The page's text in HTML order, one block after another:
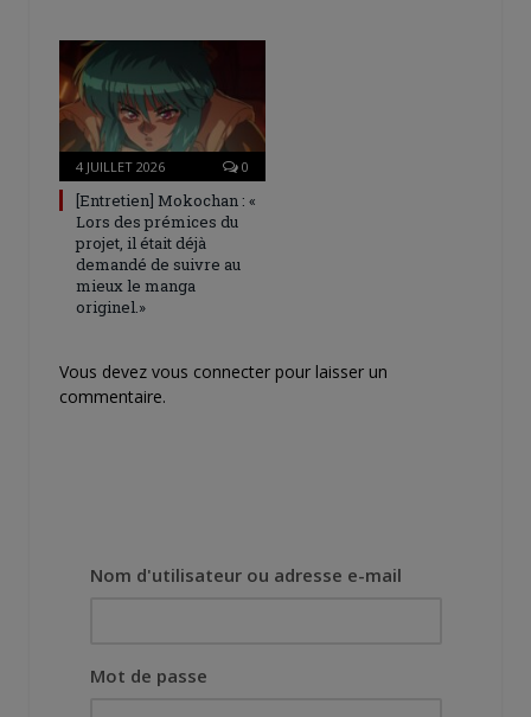
4 JUILLET 2026 0
[Entretien] Mokochan : «
Lors des prémices du
projet, il était déjà
demandé de suivre au
mieux le manga
originel.»
Vous devez vous connecter pour laisser un
commentaire.
Nom d'utilisateur ou adresse e-mail
Mot de passe